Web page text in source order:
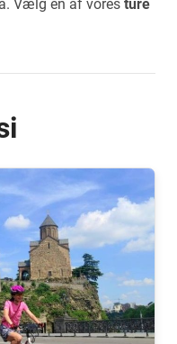
Vælg en af vores ture